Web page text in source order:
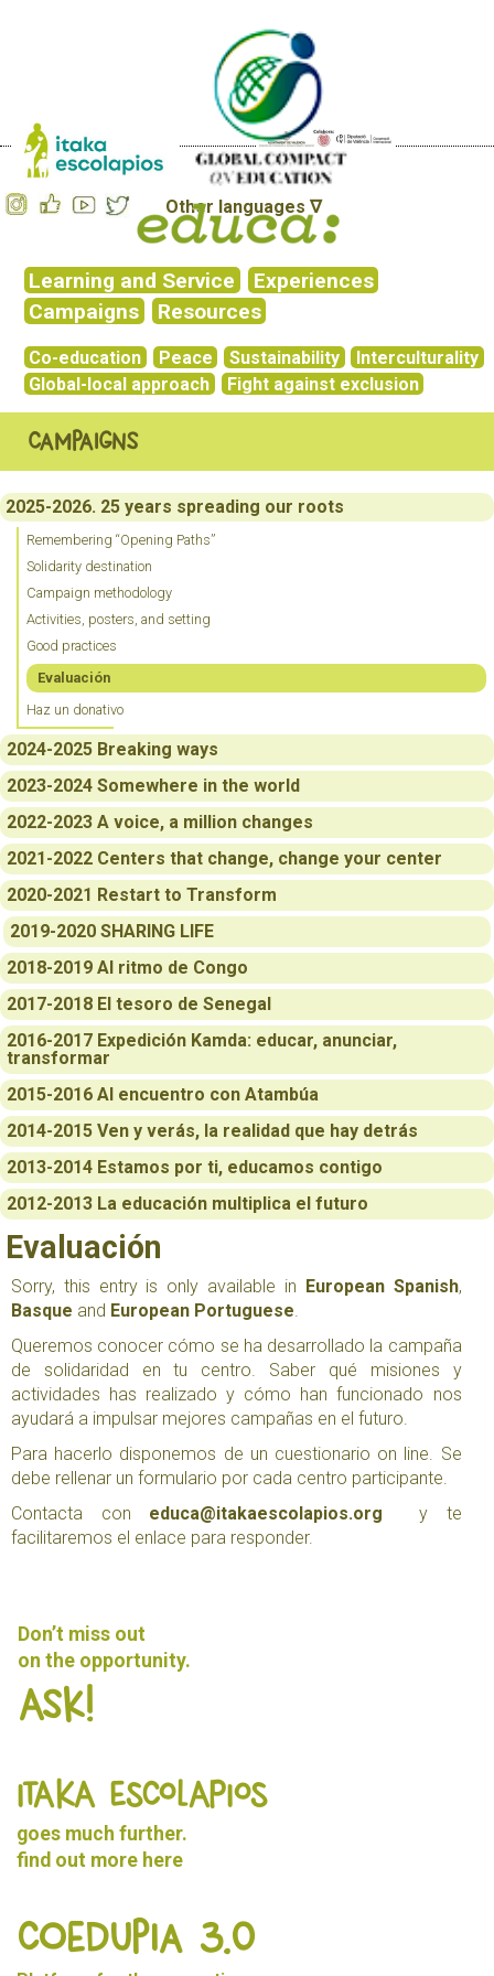
Other languages ∇
Learning and Service
Experiences
Campaigns
Resources
Co-education Peace Sustainability
Interculturality
Global-local approach
Fight against exclusion
Campaigns
2025-2026. 25 years spreading our roots
Remembering “Opening Paths”
Solidarity destination
Campaign methodology
Activities, posters, and setting
Good practices
Evaluación
Haz un donativo
2024-2025 Breaking ways
2023-2024 Somewhere in the world
2022-2023 A voice, a million changes
2021-2022 Centers that change, change your center
2020-2021 Restart to Transform
2019-2020 SHARING LIFE
2018-2019 Al ritmo de Congo
2017-2018 El tesoro de Senegal
2016-2017 Expedición Kamda: educar, anunciar,
transformar
2015-2016 Al encuentro con Atambúa
2014-2015 Ven y verás, la realidad que hay detrás
2013-2014 Estamos por ti, educamos contigo
2012-2013 La educación multiplica el futuro
Evaluación
Sorry, this entry is only available in European Spanish,
Basque and European Portuguese.
Queremos conocer cómo se ha desarrollado la campaña
de solidaridad en tu centro. Saber qué misiones y
actividades has realizado y cómo han funcionado nos
ayudará a impulsar mejores campañas en el futuro.
Para hacerlo disponemos de un cuestionario on line. Se
debe rellenar un formulario por cada centro participante.
Contacta con educa@itakaescolapios.org y te
facilitaremos el enlace para responder.
Don’t miss out
on the opportunity.
Ask!
ITAKA ESCOLAPIOS
goes much further.
find out more here
Coedupia 3.0